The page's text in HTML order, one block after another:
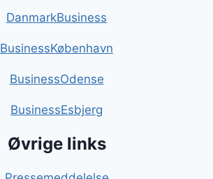
DanmarkBusiness
BusinessKøbenhavn
BusinessOdense
BusinessEsbjerg
Øvrige links